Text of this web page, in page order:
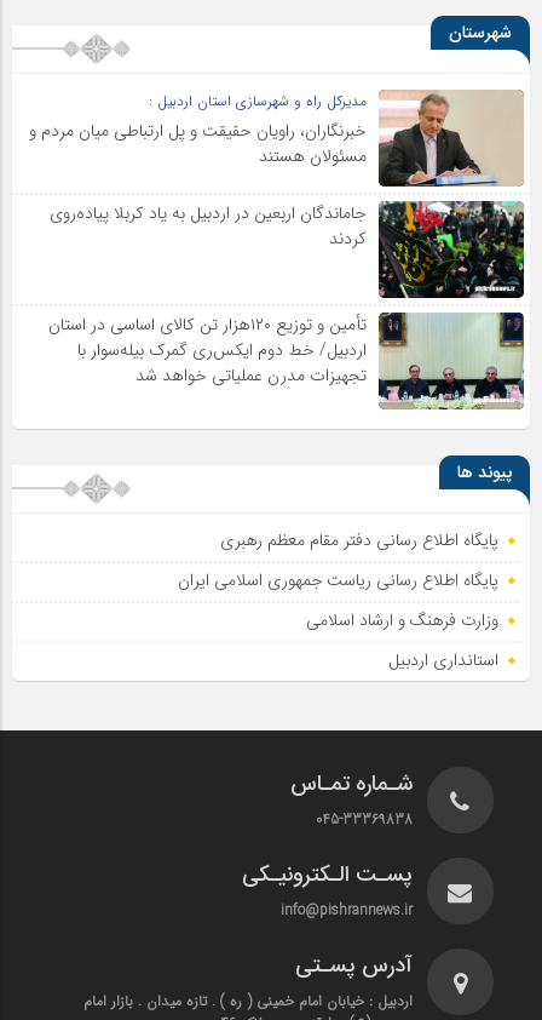
شهرستان
مدیرکل راه و شهرسازی استان اردبیل :
خبرنگاران، راویان حقیقت و پل ارتباطی میان مردم و
مسئولان هستند
جاماندگان اربعین در اردبیل به یاد کربلا پیاده‌روی
کردند
تأمین و توزیع ۱۲۰هزار تن کالای اساسی در استان
اردبیل/ خط دوم ایکس‌ری گمرک بیله‌سوار با
تجهیزات مدرن عملیاتی خواهد شد
پیوند ها
پایگاه اطلاع رسانی دفتر مقام معظم رهبری
پایگاه اطلاع‌ رسانی ریاست‌ جمهوری اسلامی ایران
وزارت فرهنگ و ارشاد اسلامی
استانداری اردبیل
شـماره تمـاس
045-33369838
پسـت الـکترونیـکی
info@pishrannews.ir
آدرس پسـتی
اردبیل : خیابان امام خمینی ( ره ) . تازه میدان . بازار امام